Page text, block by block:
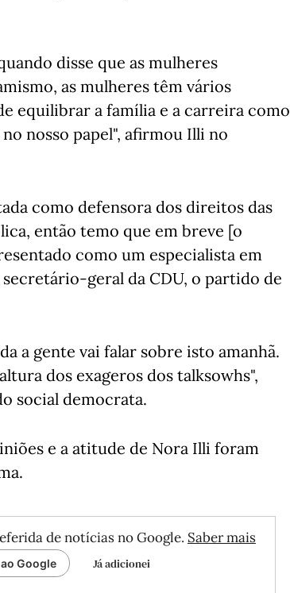
disse que as mulheres
as mulheres têm vários
equilibrar a família e a carreira como
nosso papel", afirmou Illi no
como defensora dos direitos das
então temo que em breve [o
como um especialista em
geral da CDU, o partido de
a gente vai falar sobre isto amanhã.
dos exageros dos talksowhs",
social democrata.
e a atitude de Nora Illi foram
de notícias no Google. Saber mais
Google Já adicionei